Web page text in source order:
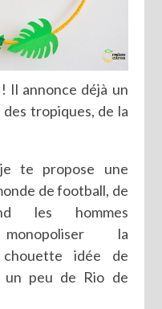
Il annonce déjà un
tropiques, de la
te propose une
de football, de
les hommes
la
idée de
un peu de Rio de